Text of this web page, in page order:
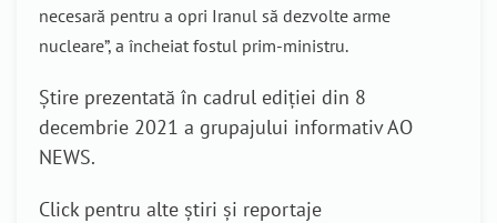
necesară pentru a opri Iranul să dezvolte arme
nucleare”, a încheiat fostul prim-ministru.
Știre prezentată în cadrul ediției din 8
decembrie 2021 a grupajului informativ AO
NEWS.
Click pentru alte știri și reportaje